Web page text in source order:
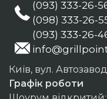
(093) 333-26-
(098) 333-26-
(093) 333-26-
Київ, вул.
Графік роботи